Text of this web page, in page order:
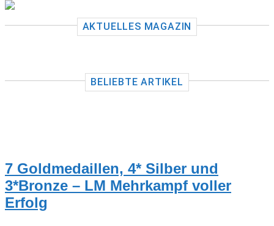
AKTUELLES MAGAZIN
BELIEBTE ARTIKEL
7 Goldmedaillen, 4* Silber und
3*Bronze – LM Mehrkampf voller
Erfolg